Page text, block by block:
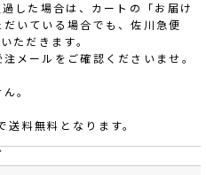
した場合は、カートの「お届け
いている場合でも、佐川急便
ただきます。
メールをご確認くださいませ。
。
料無料となります。